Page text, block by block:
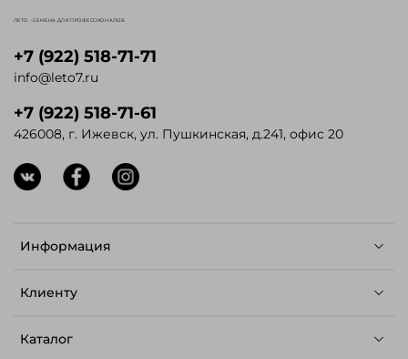
Информация
Клиенту
Каталог
+7 (922) 518-71-71
info@leto7.ru
+7 (922) 518-71-61
426008, г. Ижевск, ул. Пушкинская, д.241, офис 20
ЛЕТО - СЕМЕНА ДЛЯ ПРОФЕССИОНАЛОВ